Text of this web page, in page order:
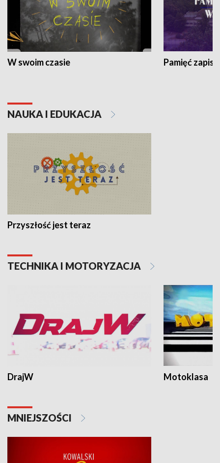
W swoim czasie Pamięć
NAUKA I EDUKACJA
Przyszłość jest teraz
TECHNIKA I MOTORYZACJA
DrajW Motoklasa
MNIEJSZOŚCI